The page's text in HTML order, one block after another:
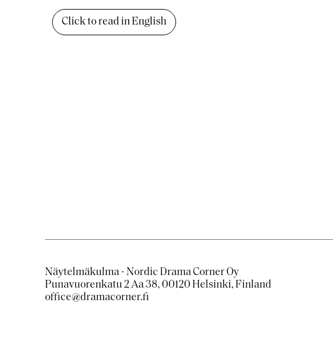
Click to read in English
Näytelmäkulma - Nordic Drama Corner Oy
Punavuorenkatu 2 Aa 38, 00120 Helsinki, Finland
office@dramacorner.fi